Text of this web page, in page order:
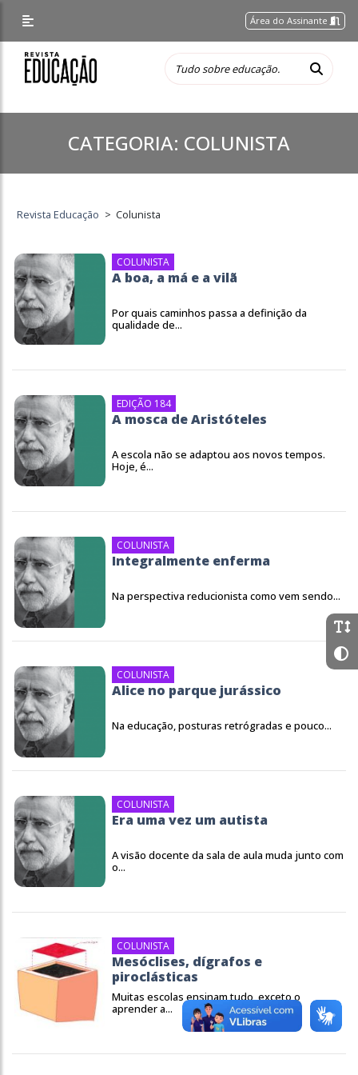
Área do Assinante
CATEGORIA: COLUNISTA
Revista Educação > Colunista
COLUNISTA
A boa, a má e a vilã
Por quais caminhos passa a definição da
qualidade de...
EDIÇÃO 184
A mosca de Aristóteles
A escola não se adaptou aos novos tempos.
Hoje, é...
COLUNISTA
Integralmente enferma
Na perspectiva reducionista como vem sendo...
COLUNISTA
Alice no parque jurássico
Na educação, posturas retrógradas e pouco...
COLUNISTA
Era uma vez um autista
A visão docente da sala de aula muda junto com
o...
COLUNISTA
Mesóclises, dígrafos e
piroclásticas
Muitas escolas ensinam tudo, exceto o
aprender a...